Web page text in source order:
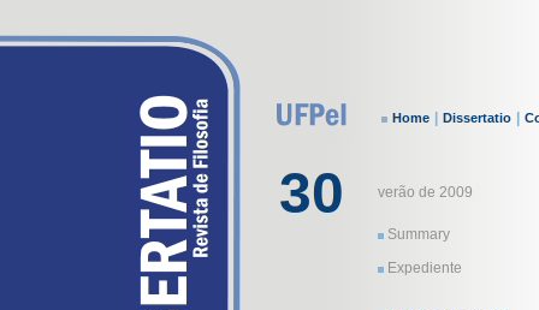
Home Dissertatio
30 verão de 2009
Summary
Expediente